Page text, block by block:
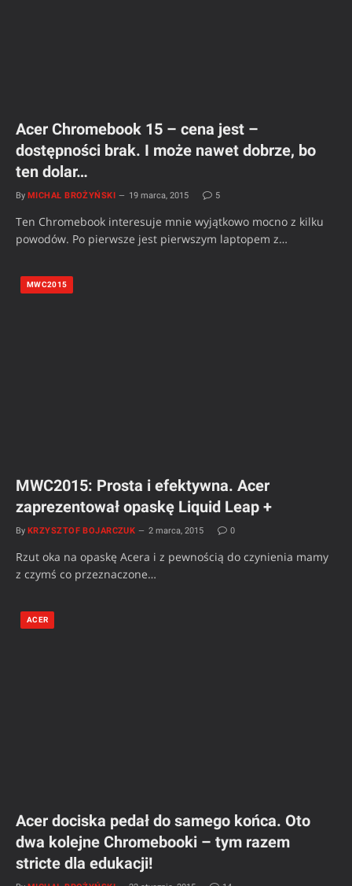
Acer Chromebook 15 – cena jest –
dostępności brak. I może nawet dobrze, bo
ten dolar…
By MICHAŁ BROŻYŃSKI 19 marca, 2015 5
Ten Chromebook interesuje mnie wyjątkowo mocno z kilku
powodów. Po pierwsze jest pierwszym laptopem z…
MWC2015
MWC2015: Prosta i efektywna. Acer
zaprezentował opaskę Liquid Leap +
By KRZYSZTOF BOJARCZUK 2 marca, 2015 0
Rzut oka na opaskę Acera i z pewnością do czynienia mamy
z czymś co przeznaczone…
ACER
Acer dociska pedał do samego końca. Oto
dwa kolejne Chromebooki – tym razem
stricte dla edukacji!